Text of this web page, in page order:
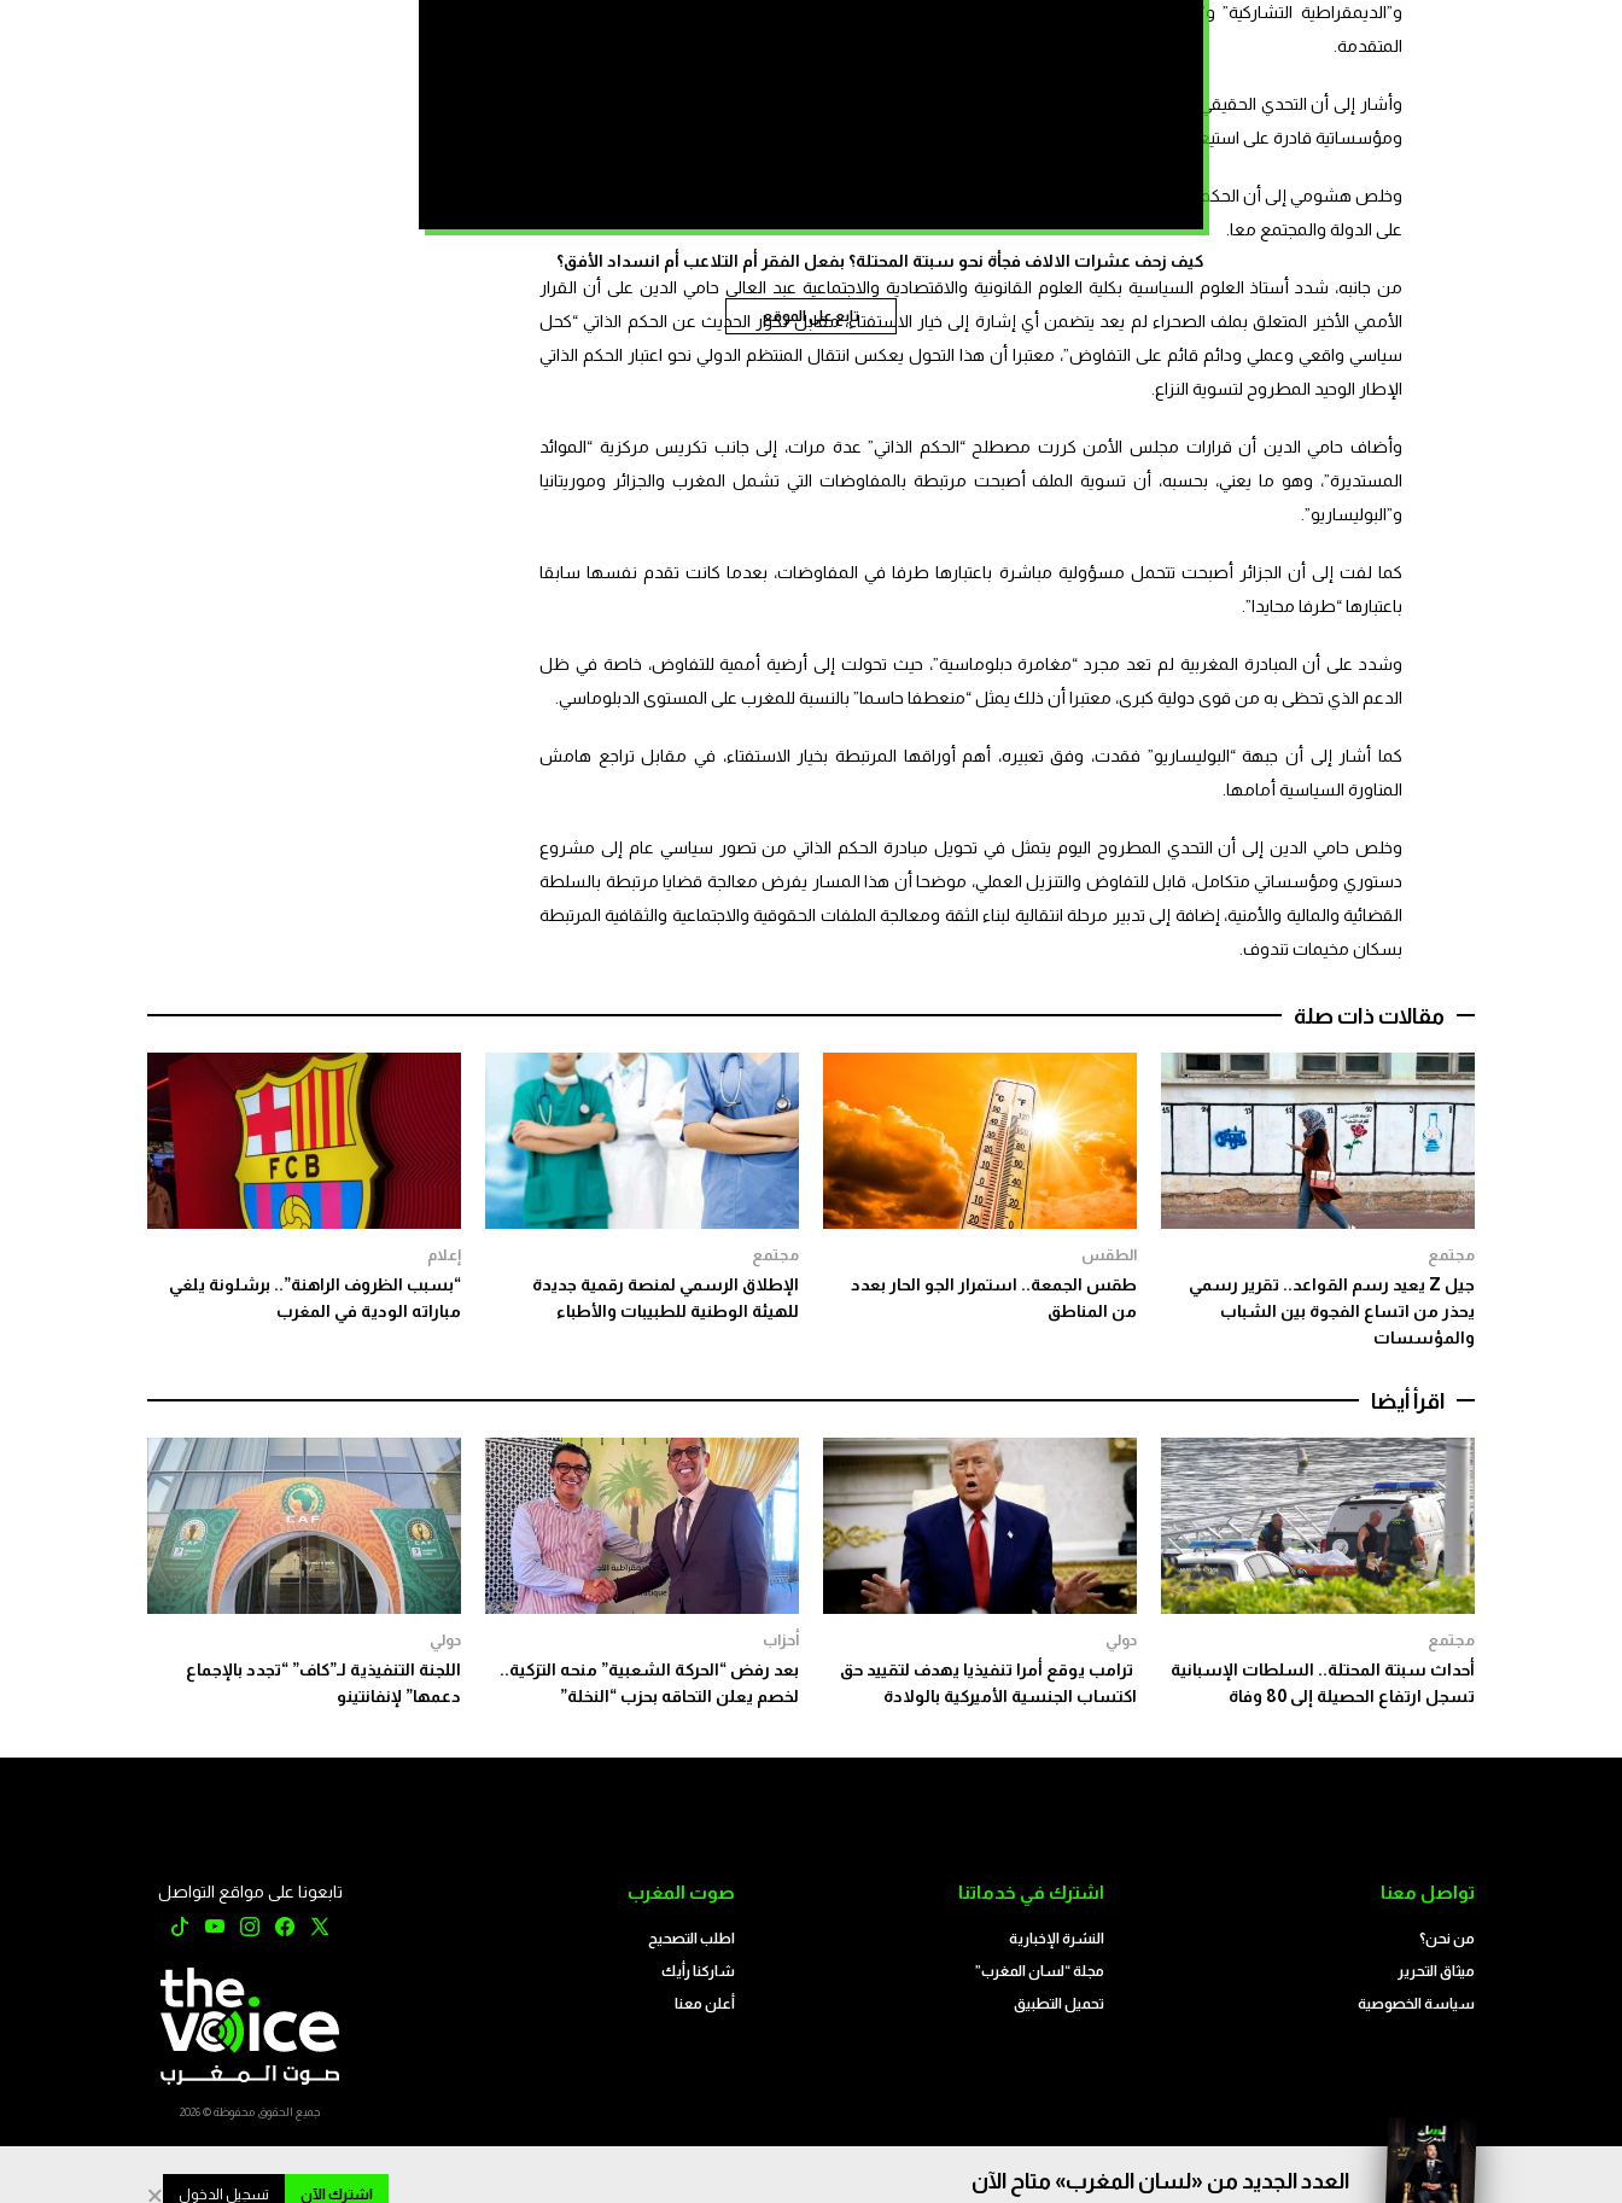
كيف زحف عشرات الالاف فجأة نحو سبتة المحتلة؟ بفعل الفقر أم التلاعب أم انسداد الأفق؟
تابع على الموقع
و”الديمقراطية التشاركية” و”ربط المسؤولية بالمحاسبة”، معتبرا أن الحكم الذاتي يشكل امتدادا متقدما لمنطق الجهوية
المتقدمة.
وأشار إلى أن التحدي الحقيقي لا يكمن فقط في صياغة نموذج قانوني أو دستوري للحكم الذاتي، وإنما في توفر ثقافة سياسية
ومؤسساتية قادرة على استيعاب هذا النموذج، محذرا من مخاطر ضعف النخب المحلية وتضارب الولاءات واقتصاد الريع.
وخلص هشومي إلى أن الحكم الذاتي يعني نقل جزء من السلطة والموارد والنفوذ إلى المستوى الترابي، بما يفرض تحديات جديدة
على الدولة والمجتمع معا.
من جانبه، شدد أستاذ العلوم السياسية بكلية العلوم القانونية والاقتصادية والاجتماعية عبد العالي حامي الدين على أن القرار
الأممي الأخير المتعلق بملف الصحراء لم يعد يتضمن أي إشارة إلى خيار الاستفتاء، مقابل تكرار الحديث عن الحكم الذاتي “كحل
سياسي واقعي وعملي ودائم قائم على التفاوض”، معتبرا أن هذا التحول يعكس انتقال المنتظم الدولي نحو اعتبار الحكم الذاتي
الإطار الوحيد المطروح لتسوية النزاع.
وأضاف حامي الدين أن قرارات مجلس الأمن كررت مصطلح “الحكم الذاتي” عدة مرات، إلى جانب تكريس مركزية “الموائد
المستديرة”، وهو ما يعني، بحسبه، أن تسوية الملف أصبحت مرتبطة بالمفاوضات التي تشمل المغرب والجزائر وموريتانيا
و”البوليساريو”.
كما لفت إلى أن الجزائر أصبحت تتحمل مسؤولية مباشرة باعتبارها طرفا في المفاوضات، بعدما كانت تقدم نفسها سابقا
باعتبارها “طرفا محايدا”.
وشدد على أن المبادرة المغربية لم تعد مجرد “مغامرة دبلوماسية”، حيث تحولت إلى أرضية أممية للتفاوض، خاصة في ظل
الدعم الذي تحظى به من قوى دولية كبرى، معتبرا أن ذلك يمثل “منعطفا حاسما” بالنسبة للمغرب على المستوى الدبلوماسي.
كما أشار إلى أن جبهة “البوليساريو” فقدت، وفق تعبيره، أهم أوراقها المرتبطة بخيار الاستفتاء، في مقابل تراجع هامش
المناورة السياسية أمامها.
وخلص حامي الدين إلى أن التحدي المطروح اليوم يتمثل في تحويل مبادرة الحكم الذاتي من تصور سياسي عام إلى مشروع
دستوري ومؤسساتي متكامل، قابل للتفاوض والتنزيل العملي، موضحا أن هذا المسار يفرض معالجة قضايا مرتبطة بالسلطة
القضائية والمالية والأمنية، إضافة إلى تدبير مرحلة انتقالية لبناء الثقة ومعالجة الملفات الحقوقية والاجتماعية والثقافية المرتبطة
بسكان مخيمات تندوف.
مقالات ذات صلة
مجتمع
جيل Z يعيد رسم القواعد.. تقرير رسمي
يحذر من اتساع الفجوة بين الشباب
والمؤسسات
الطقس
طقس الجمعة.. استمرار الجو الحار بعدد
من المناطق
مجتمع
الإطلاق الرسمي لمنصة رقمية جديدة
للهيئة الوطنية للطبيبات والأطباء
إعلام
“بسبب الظروف الراهنة”.. برشلونة يلغي
مباراته الودية في المغرب
اقرأ أيضا
مجتمع
أحداث سبتة المحتلة.. السلطات الإسبانية
تسجل ارتفاع الحصيلة إلى 80 وفاة
دولي
ترامب يوقع أمرا تنفيذيا يهدف لتقييد حق
اكتساب الجنسية الأميركية بالولادة
أحزاب
بعد رفض “الحركة الشعبية” منحه التزكية..
لخصم يعلن التحاقه بحزب “النخلة”
دولي
اللجنة التنفيذية لـ”كاف” “تجدد بالإجماع
دعمها” لإنفانتينو
العدد الجديد من «لسان المغرب» متاح الآن
اشترك الآن تسجيل الدخول ×
تواصل معنا
من نحن؟
ميثاق التحرير
سياسة الخصوصية
اشترك في خدماتنا
النشرة الإخبارية
مجلة “لسان المغرب”
تحميل التطبيق
صوت المغرب
اطلب التصحيح
شاركنا رأيك
أعلن معنا
تابعونا على مواقع التواصل
جميع الحقوق محفوظة © 2026